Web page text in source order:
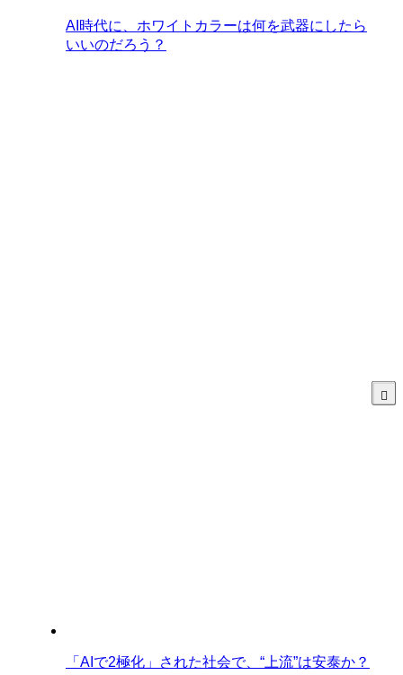
AI時代に、ホワイトカラーは何を武器にしたら
いいのだろう？
「AIで2極化」された社会で、“上流”は安泰か？